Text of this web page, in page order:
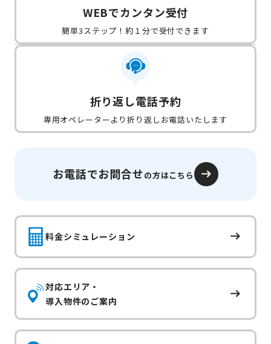
WEBでカンタン受付
簡単3ステップ！約１分で受付できます
折り返し電話予約
専用オペレーターより折り返しお電話いたします
お電話でお問合せの方はこちら
料金シミュレーション
対応エリア・
導入物件のご案内